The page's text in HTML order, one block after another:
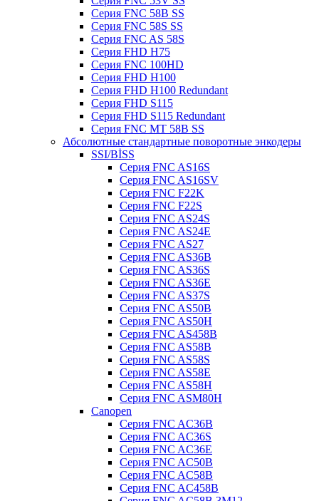
Серия FNC 58B SS
Серия FNC 58S SS
Серия FNC AS 58S
Серия FHD H75
Серия FNC 100HD
Серия FHD H100
Серия FHD H100 Redundant
Серия FHD S115
Серия FHD S115 Redundant
Серия FNC MT 58B SS
Абсолютные стандартные поворотные энкодеры
SSI/BİSS
Серия FNC AS16S
Серия FNC AS16SV
Серия FNC F22K
Серия FNC F22S
Серия FNC AS24S
Серия FNC AS24E
Серия FNC AS27
Серия FNC AS36B
Серия FNC AS36S
Серия FNC AS36E
Серия FNC AS37S
Серия FNC AS50B
Серия FNC AS50H
Серия FNC AS458B
Серия FNC AS58B
Серия FNC AS58S
Серия FNC AS58E
Серия FNC AS58H
Серия FNC ASM80H
Canopen
Серия FNC AC36B
Серия FNC AC36S
Серия FNC AC36E
Серия FNC AC50B
Серия FNC AC58B
Серия FNC AC458B